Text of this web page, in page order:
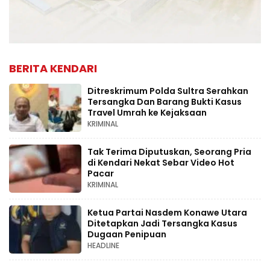
BERITA KENDARI
Ditreskrimum Polda Sultra Serahkan
Tersangka Dan Barang Bukti Kasus
Travel Umrah ke Kejaksaan
KRIMINAL
Tak Terima Diputuskan, Seorang Pria
di Kendari Nekat Sebar Video Hot
Pacar
KRIMINAL
Ketua Partai Nasdem Konawe Utara
Ditetapkan Jadi Tersangka Kasus
Dugaan Penipuan
HEADLINE